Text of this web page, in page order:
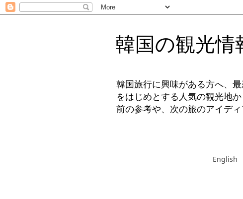
韓国の観光情
韓国旅行に興味がある方へ、
をはじめとする人気の観光地
前の参考や、次の旅のアイデ
English